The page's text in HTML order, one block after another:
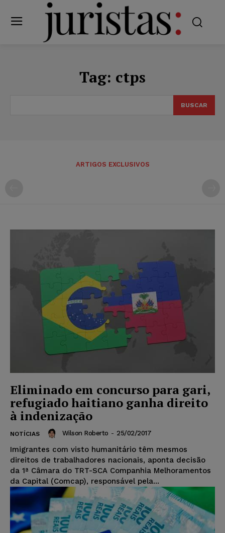
Tag: ctps
BUSCAR
ARTIGOS EXCLUSIVOS
Eliminado em concurso para gari,
refugiado haitiano ganha direito
à indenização
NOTÍCIAS Wilson Roberto - 25/02/2017
Imigrantes com visto humanitário têm mesmos
direitos de trabalhadores nacionais, aponta decisão
da 1ª Câmara do TRT-SCA Companhia Melhoramentos
da Capital (Comcap), responsável pela...